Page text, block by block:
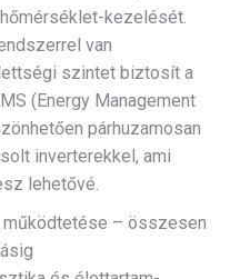
kezelését.
van
szintet biztosít a
(Energy Management
párhuzamosan
inverterekkel, ami
lehetővé.
működtetése – összesen